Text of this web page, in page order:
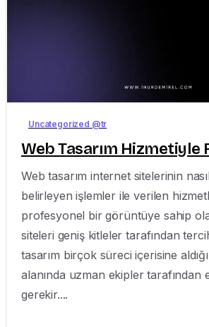
Uncategorized @tr
Web Tasarım Hizmetiyle
Web tasarım internet sitelerinin
belirleyen işlemler ile verilen
profesyonel bir görüntüye sahip
siteleri geniş kitleler tarafından
tasarım birçok süreci içerisine
alanında uzman ekipler tarafından
gerekir....